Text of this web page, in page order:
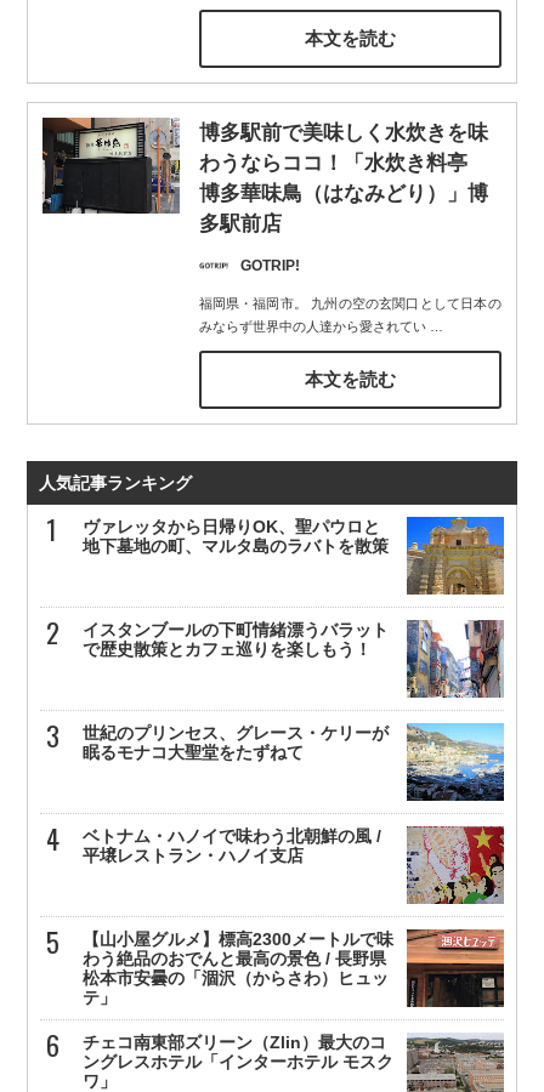
本文を読む
博多駅前で美味しく水炊きを味
わうならココ！「水炊き料亭
博多華味鳥（はなみどり）」博
多駅前店
GOTRIP!
福岡県・福岡市。 九州の空の玄関口として日本の
みならず世界中の人達から愛されてい…
本文を読む
人気記事ランキング
ヴァレッタから日帰りOK、聖パウロと
地下墓地の町、マルタ島のラバトを散策
イスタンブールの下町情緒漂うバラット
で歴史散策とカフェ巡りを楽しもう！
世紀のプリンセス、グレース・ケリーが
眠るモナコ大聖堂をたずねて
ベトナム・ハノイで味わう北朝鮮の風 /
平壌レストラン・ハノイ支店
【山小屋グルメ】標高2300メートルで味
わう絶品のおでんと最高の景色 / 長野県
松本市安曇の「涸沢（からさわ）ヒュッ
テ」
チェコ南東部ズリーン（Zlin）最大のコ
ングレスホテル「インターホテル モスク
ワ」